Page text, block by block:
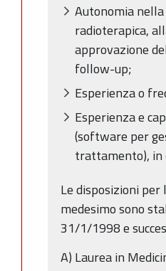
Autonomia
radioterapica,
approvazione
follow-up;
Esperienza o
Esperienza e
(software per
trattamento), in
Le disposizioni per
medesimo sono
31/1/1998 e
A) Laurea in